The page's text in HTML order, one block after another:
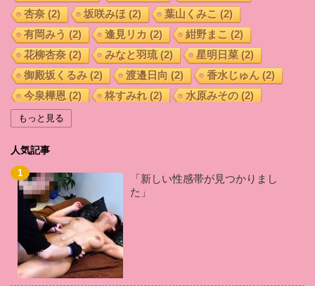
杏奈(2) 坂咲みほ (2) 葉山くみこ (2)
有岡みう (2) 逢見リカ (2) 紺野まこ (2)
花柳杏奈(2) みなと羽琉(2) 星明日菜(2)
御殿坂くるみ(2) 渡邉日向 (2) 香水じゅん (2)
今泉樺恩 (2) 柊すみれ (2) 水原みその(2)
藤沢麗央
藤井いよな
倉多まお(2) (2) あおいれな(2)
久留木玲(2) 西宮ゆめ
白坂百合(2) 森ななこ
君島みお(2) 相沢みなみ
神宮寺ナオ(2) 星あめり
望月あやか(2) 吉根ゆりあ
もっと見る
人気記事
「新しい性感帯が見つかりまし
た」